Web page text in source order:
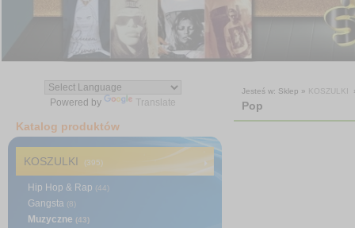
Powered by Translate
Katalog produktów
KOSZULKI (395)
Hip Hop & Rap (44)
Gangsta (8)
Muzyczne (43)
Jesteś w: Sklep » KOSZULKI
Pop